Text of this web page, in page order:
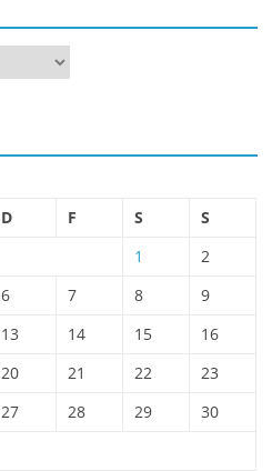
D F S
S
1
2
6 7 8
9
13 14 15
16
20 21 22
23
27 28 29
30